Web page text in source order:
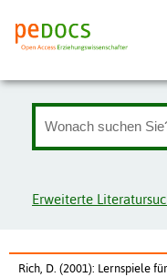
Erweiterte
Rich, D. (2001): Lernspiele